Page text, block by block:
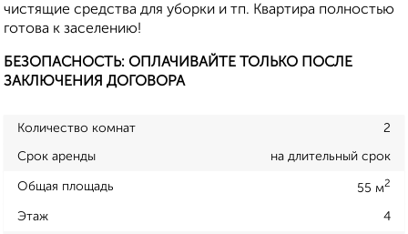
чистящие средства для уборки и тп. Квартира полностью
готова к заселению!
БЕЗОПАСНОСТЬ: ОПЛАЧИВАЙТЕ ТОЛЬКО ПОСЛЕ
ЗАКЛЮЧЕНИЯ ДОГОВОРА
Количество комнат 2
Срок аренды на длительный срок
Общая площадь 55 м2
Этаж 4